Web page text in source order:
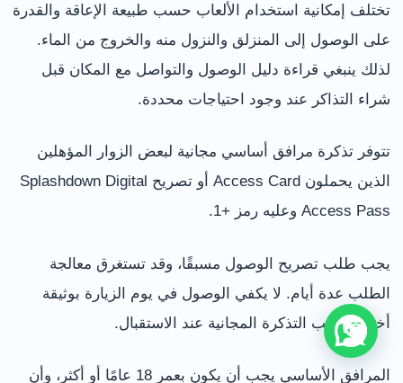
تختلف إمكانية استخدام الألعاب حسب طبيعة الإعاقة والقدرة
على الوصول إلى المنزلق والنزول منه والخروج من الماء.
لذلك ينبغي قراءة دليل الوصول والتواصل مع المكان قبل
شراء التذاكر عند وجود احتياجات محددة.
تتوفر تذكرة مرافق أساسي مجانية لبعض الزوار المؤهلين
الذين يحملون Access Card أو تصريح Splashdown Digital
Access Pass وعليه رمز +1.
يجب طلب تصريح الوصول مسبقًا، وقد تستغرق معالجة
الطلب عدة أيام. لا يكفي الوصول في يوم الزيارة بوثيقة
أخرى وطلب التذكرة المجانية عند الاستقبال.
المرافق الأساسي يجب أن يكون بعمر 18 عامًا أو أكثر، وأن